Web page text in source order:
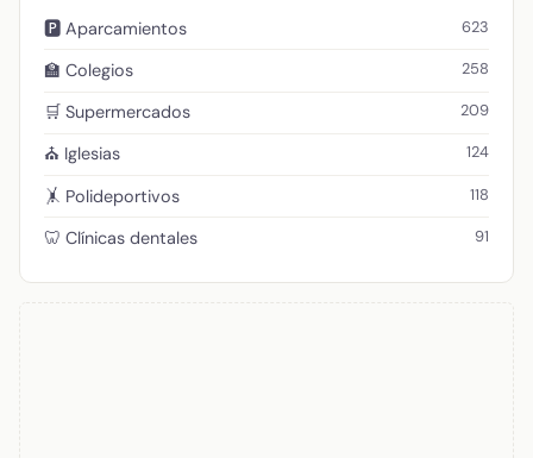
🅿️ Aparcamientos 623
🏫 Colegios 258
🛒 Supermercados 209
⛪ Iglesias 124
🤸 Polideportivos 118
🦷 Clínicas dentales 91